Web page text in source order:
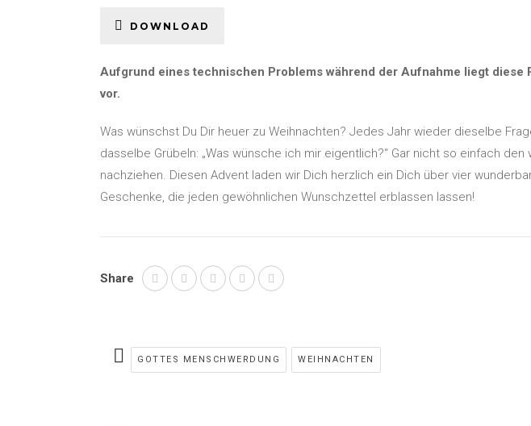
DOWNLOAD
Aufgrund eines technischen Problems während der Aufnahme liegt diese
vor.
Was wünschst Du Dir heuer zu Weihnachten? Jedes Jahr wieder dieselbe
dasselbe Grübeln: „Was wünsche ich mir eigentlich?“ Gar nicht so einfach
nachziehen. Diesen Advent laden wir Dich herzlich ein Dich über vier
Geschenke, die jeden gewöhnlichen Wunschzettel erblassen lassen!
Share
GOTTES MENSCHWERDUNG WEIHNACHTEN